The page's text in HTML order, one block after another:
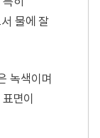
물에 잘
녹색이며
면이